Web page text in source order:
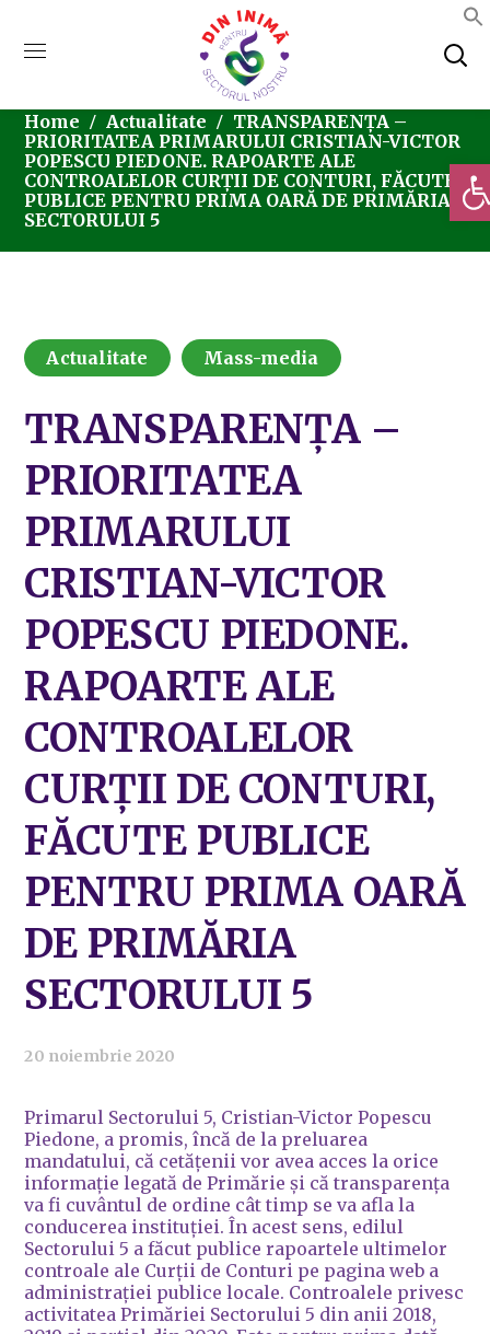
Home Actualitate
TRANSPARENȚA –
PRIORITATEA PRIMARULUI CRISTIAN-VICTOR
POPESCU PIEDONE. RAPOARTE ALE
CONTROALELOR CURȚII DE CONTURI, FĂCUTE
PUBLICE PENTRU PRIMA OARĂ DE PRIMĂRIA
SECTORULUI 5
Actualitate Mass-media
TRANSPARENȚA –
PRIORITATEA
PRIMARULUI
CRISTIAN-VICTOR
POPESCU PIEDONE.
RAPOARTE ALE
CONTROALELOR
CURȚII DE CONTURI,
FĂCUTE PUBLICE
PENTRU PRIMA OARĂ
DE PRIMĂRIA
SECTORULUI 5
20 noiembrie 2020
​Primarul Sectorului 5, Cristian-Victor Popescu
Piedone, a promis, încă de la preluarea
mandatului, că cetățenii vor avea acces la orice
informație legată de Primărie și că transparența
va fi cuvântul de ordine cât timp se va afla la
conducerea instituției. În acest sens, edilul
Sectorului 5 a făcut publice rapoartele ultimelor
controale ale Curții de Conturi pe pagina web a
administrației publice locale. Controalele privesc
activitatea Primăriei Sectorului 5 din anii 2018,